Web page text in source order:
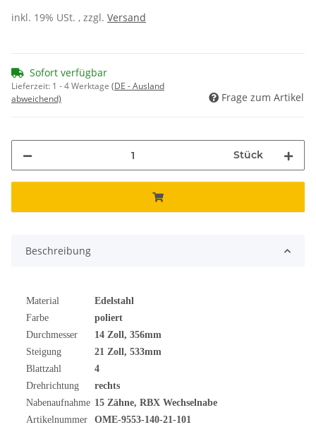
inkl. 19% USt. , zzgl. Versand
Sofort verfügbar
Lieferzeit: 1 - 4 Werktage (DE - Ausland
abweichend)
Frage zum Artikel
Stück
Beschreibung
Material
Edelstahl
Farbe
poliert
Durchmesser
14 Zoll, 356mm
Steigung
21 Zoll, 533mm
Blattzahl
4
Drehrichtung
rechts
Nabenaufnahme 15 Zähne, RBX Wechselnabe
Artikelnummer
OME-9553-140-21-101